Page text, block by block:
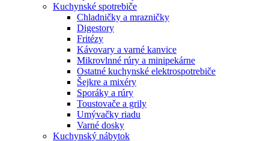
Kuchynské spotrebiče
Chladničky a mrazničky
Digestory
Fritézy
Kávovary a varné kanvice
Mikrovlnné rúry a minipekárne
Ostatné kuchynské elektrospotrebiče
Šejkre a mixéry
Sporáky a rúry
Toustovače a grily
Umývačky riadu
Varné dosky
Kuchynský nábytok